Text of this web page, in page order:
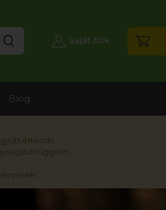
értendő.
függően.
Saját fiók
Blog